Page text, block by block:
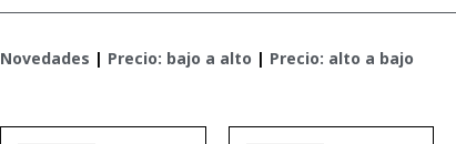
Novedades | Precio: bajo a alto | Precio: alto a bajo